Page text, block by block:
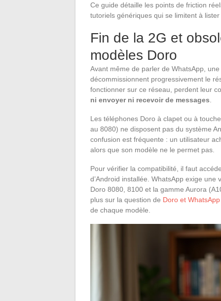
Ce guide détaille les points de friction
tutoriels génériques qui se limitent à
Fin de la 2G et
modèles Doro
Avant même de parler de WhatsApp,
décommissionnent progressivement le
fonctionner sur ce réseau, perdent leur
ni envoyer ni recevoir de messages
Les téléphones Doro à clapet ou à
au 8080) ne disposent pas du système
confusion est fréquente : un utilisateur
alors que son modèle ne le permet pas.
Pour vérifier la compatibilité, il faut
d’Android installée. WhatsApp exige
Doro 8080, 8100 et la gamme Aurora
plus sur la question de Doro et
de chaque modèle.